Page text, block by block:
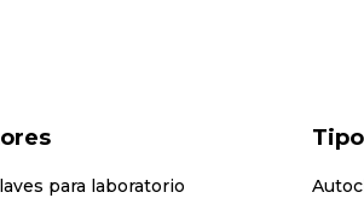
para laboratorio